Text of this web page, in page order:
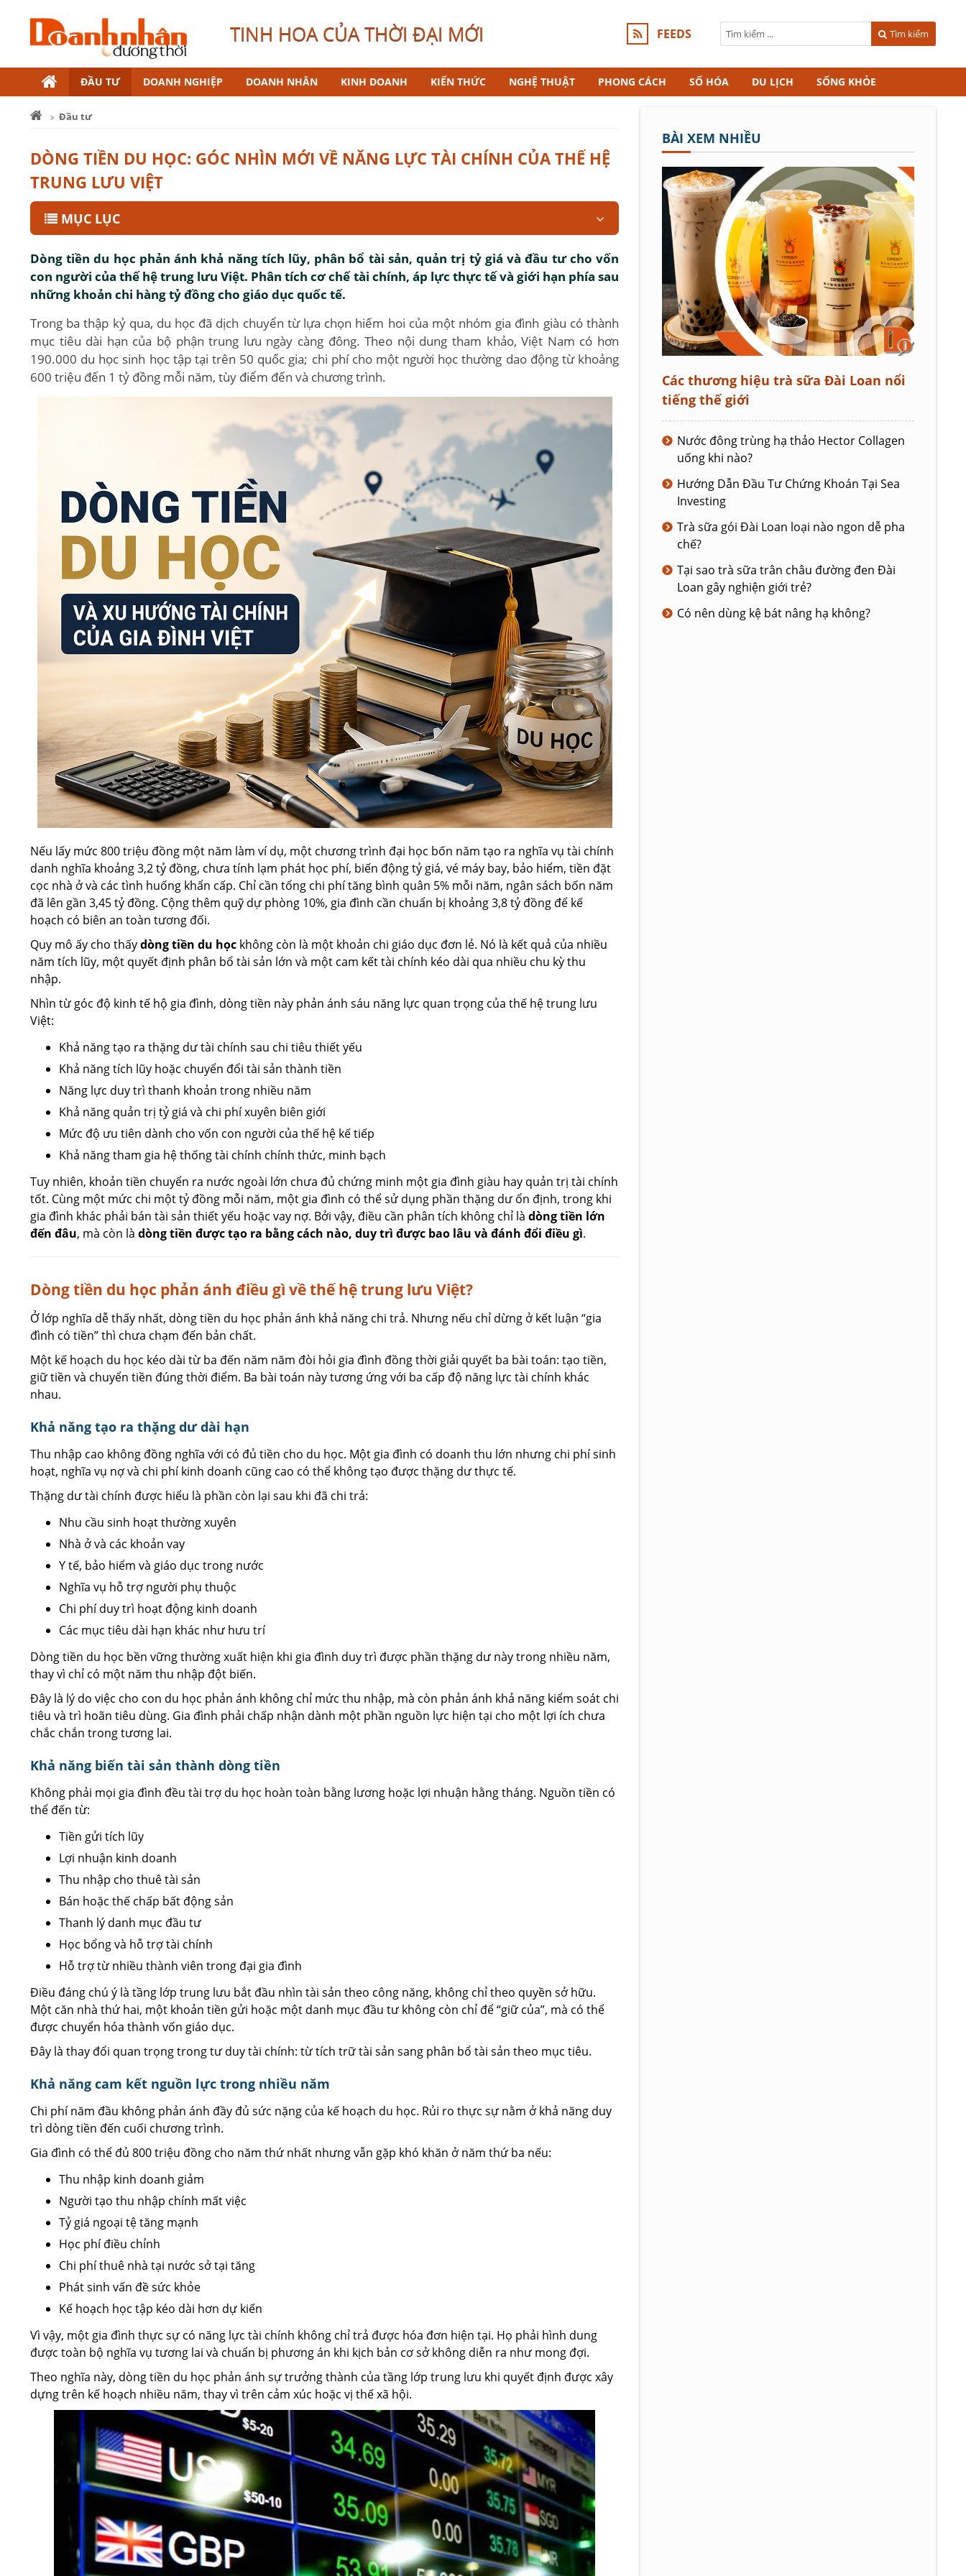
TINH HOA CỦA THỜI ĐẠI MỚI FEEDS Tìm kiếm
ĐẦU TƯ DOANH NGHIỆP DOANH NHÂN KINH DOANH KIẾN THỨC NGHỆ THUẬT PHONG CÁCH SỐ HÓA DU LỊCH SỐNG KHỎE
Đầu tư
DÒNG TIỀN DU HỌC: GÓC NHÌN MỚI VỀ NĂNG LỰC TÀI CHÍNH CỦA THẾ HỆ
TRUNG LƯU VIỆT
MỤC LỤC
Dòng tiền du học phản ánh khả năng tích lũy, phân bổ tài sản, quản trị tỷ giá và đầu tư cho vốn
con người của thế hệ trung lưu Việt. Phân tích cơ chế tài chính, áp lực thực tế và giới hạn phía sau
những khoản chi hàng tỷ đồng cho giáo dục quốc tế.
Trong ba thập kỷ qua, du học đã dịch chuyển từ lựa chọn hiếm hoi của một nhóm gia đình giàu có thành
mục tiêu dài hạn của bộ phận trung lưu ngày càng đông. Theo nội dung tham khảo, Việt Nam có hơn
190.000 du học sinh học tập tại trên 50 quốc gia; chi phí cho một người học thường dao động từ khoảng
600 triệu đến 1 tỷ đồng mỗi năm, tùy điểm đến và chương trình.
Nếu lấy mức 800 triệu đồng một năm làm ví dụ, một chương trình đại học bốn năm tạo ra nghĩa vụ tài chính
danh nghĩa khoảng 3,2 tỷ đồng, chưa tính lạm phát học phí, biến động tỷ giá, vé máy bay, bảo hiểm, tiền đặt
cọc nhà ở và các tình huống khẩn cấp. Chỉ cần tổng chi phí tăng bình quân 5% mỗi năm, ngân sách bốn năm
đã lên gần 3,45 tỷ đồng. Cộng thêm quỹ dự phòng 10%, gia đình cần chuẩn bị khoảng 3,8 tỷ đồng để kế
hoạch có biên an toàn tương đối.
Quy mô ấy cho thấydòng tiền du học không còn là một khoản chi giáo dục đơn lẻ. Nó là kết quả của nhiều
năm tích lũy, một quyết định phân bổ tài sản lớn và một cam kết tài chính kéo dài qua nhiều chu kỳ thu
nhập.
Nhìn từ góc độ kinh tế hộ gia đình, dòng tiền này phản ánh sáu năng lực quan trọng của thế hệ trung lưu
Việt:
Khả năng tạo ra thặng dư tài chính sau chi tiêu thiết yếu
Khả năng tích lũy hoặc chuyển đổi tài sản thành tiền
Năng lực duy trì thanh khoản trong nhiều năm
Khả năng quản trị tỷ giá và chi phí xuyên biên giới
Mức độ ưu tiên dành cho vốn con người của thế hệ kế tiếp
Khả năng tham gia hệ thống tài chính chính thức, minh bạch
Tuy nhiên, khoản tiền chuyển ra nước ngoài lớn chưa đủ chứng minh một gia đình giàu hay quản trị tài chính
tốt. Cùng một mức chi một tỷ đồng mỗi năm, một gia đình có thể sử dụng phần thặng dư ổn định, trong khi
gia đình khác phải bán tài sản thiết yếu hoặc vay nợ. Bởi vậy, điều cần phân tích không chỉ là dòng tiền lớn
đến đâu, mà còn là dòng tiền được tạo ra bằng cách nào, duy trì được bao lâu và đánh đổi điều gì.
Dòng tiền du học phản ánh điều gì về thế hệ trung lưu Việt?
Ở lớp nghĩa dễ thấy nhất, dòng tiền du học phản ánh khả năng chi trả. Nhưng nếu chỉ dừng ở kết luận “gia
đình có tiền” thì chưa chạm đến bản chất.
Một kế hoạch du học kéo dài từ ba đến năm năm đòi hỏi gia đình đồng thời giải quyết ba bài toán: tạo tiền,
giữ tiền và chuyển tiền đúng thời điểm. Ba bài toán này tương ứng với ba cấp độ năng lực tài chính khác
nhau.
Khả năng tạo ra thặng dư dài hạn
Thu nhập cao không đồng nghĩa với có đủ tiền cho du học. Một gia đình có doanh thu lớn nhưng chi phí sinh
hoạt, nghĩa vụ nợ và chi phí kinh doanh cũng cao có thể không tạo được thặng dư thực tế.
Thặng dư tài chính được hiểu là phần còn lại sau khi đã chi trả:
Nhu cầu sinh hoạt thường xuyên
Nhà ở và các khoản vay
Y tế, bảo hiểm và giáo dục trong nước
Nghĩa vụ hỗ trợ người phụ thuộc
Chi phí duy trì hoạt động kinh doanh
Các mục tiêu dài hạn khác như hưu trí
Dòng tiền du học bền vững thường xuất hiện khi gia đình duy trì được phần thặng dư này trong nhiều năm,
thay vì chỉ có một năm thu nhập đột biến.
Đây là lý do việc cho con du học phản ánh không chỉ mức thu nhập, mà còn phản ánh khả năng kiểm soát chi
tiêu và trì hoãn tiêu dùng. Gia đình phải chấp nhận dành một phần nguồn lực hiện tại cho một lợi ích chưa
chắc chắn trong tương lai.
Khả năng biến tài sản thành dòng tiền
Không phải mọi gia đình đều tài trợ du học hoàn toàn bằng lương hoặc lợi nhuận hằng tháng. Nguồn tiền có
thể đến từ:
Tiền gửi tích lũy
Lợi nhuận kinh doanh
Thu nhập cho thuê tài sản
Bán hoặc thế chấp bất động sản
Thanh lý danh mục đầu tư
Học bổng và hỗ trợ tài chính
Hỗ trợ từ nhiều thành viên trong đại gia đình
Điều đáng chú ý là tầng lớp trung lưu bắt đầu nhìn tài sản theo công năng, không chỉ theo quyền sở hữu.
Một căn nhà thứ hai, một khoản tiền gửi hoặc một danh mục đầu tư không còn chỉ để “giữ của”, mà có thể
được chuyển hóa thành vốn giáo dục.
Đây là thay đổi quan trọng trong tư duy tài chính: từ tích trữ tài sản sang phân bổ tài sản theo mục tiêu.
Khả năng cam kết nguồn lực trong nhiều năm
Chi phí năm đầu không phản ánh đầy đủ sức nặng của kế hoạch du học. Rủi ro thực sự nằm ở khả năng duy
trì dòng tiền đến cuối chương trình.
Gia đình có thể đủ 800 triệu đồng cho năm thứ nhất nhưng vẫn gặp khó khăn ở năm thứ ba nếu:
Thu nhập kinh doanh giảm
Người tạo thu nhập chính mất việc
Tỷ giá ngoại tệ tăng mạnh
Học phí điều chỉnh
Chi phí thuê nhà tại nước sở tại tăng
Phát sinh vấn đề sức khỏe
Kế hoạch học tập kéo dài hơn dự kiến
Vì vậy, một gia đình thực sự có năng lực tài chính không chỉ trả được hóa đơn hiện tại. Họ phải hình dung
được toàn bộ nghĩa vụ tương lai và chuẩn bị phương án khi kịch bản cơ sở không diễn ra như mong đợi.
Theo nghĩa này, dòng tiền du học phản ánh sự trưởng thành của tầng lớp trung lưu khi quyết định được xây
dựng trên kế hoạch nhiều năm, thay vì trên cảm xúc hoặc vị thế xã hội.
BÀI XEM NHIỀU
Các thương hiệu trà sữa Đài Loan nổi
tiếng thế giới
Nước đông trùng hạ thảo Hector Collagen
uống khi nào?
Hướng Dẫn Đầu Tư Chứng Khoán Tại Sea
Investing
Trà sữa gói Đài Loan loại nào ngon dễ pha
chế?
Tại sao trà sữa trân châu đường đen Đài
Loan gây nghiện giới trẻ?
Có nên dùng kệ bát nâng hạ không?